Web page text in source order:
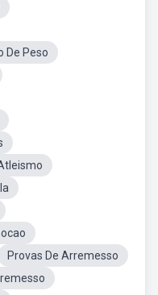
De Peso
Provas De Arremesso